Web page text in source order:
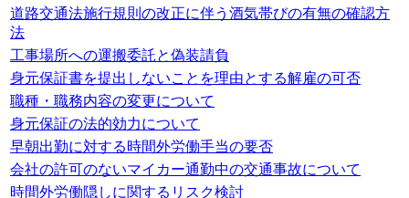
道路交通法施行規則の改正に伴う酒気帯びの有無の確認方
法
工事場所への運搬委託と偽装請負
身元保証書を提出しないことを理由とする解雇の可否
職種・職務内容の変更について
身元保証の法的効力について
早朝出勤に対する時間外労働手当の要否
会社の許可のないマイカー通勤中の交通事故について
時間外労働隠しに関するリスク検討